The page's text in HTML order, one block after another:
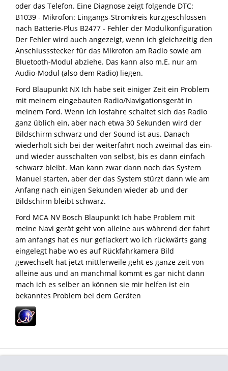
oder das Telefon. Eine Diagnose zeigt folgende DTC:
B1039 - Mikrofon: Eingangs-Stromkreis kurzgeschlossen
nach Batterie-Plus B2477 - Fehler der Modulkonfiguration
Der Fehler wird auch angezeigt, wenn ich gleichzeitig den
Anschlussstecker für das Mikrofon am Radio sowie am
Bluetooth-Modul abziehe. Das kann also m.E. nur am
Audio-Modul (also dem Radio) liegen.
Ford Blaupunkt NX Ich habe seit einiger Zeit ein Problem
mit meinem eingebauten Radio/Navigationsgerät in
meinem Ford. Wenn ich losfahre schaltet sich das Radio
ganz üblich ein, aber nach etwa 30 Sekunden wird der
Bildschirm schwarz und der Sound ist aus. Danach
wiederholt sich bei der weiterfahrt noch zweimal das ein-
und wieder ausschalten von selbst, bis es dann einfach
schwarz bleibt. Man kann zwar dann noch das System
Manuel starten, aber der das System stürzt dann wie am
Anfang nach einigen Sekunden wieder ab und der
Bildschirm bleibt schwarz.
Ford MCA NV Bosch Blaupunkt Ich habe Problem mit
meine Navi gerät geht von alleine aus während der fahrt
am anfangs hat es nur geflackert wo ich rückwärts gang
eingelegt habe wo es auf Rückfahrkamera Bild
gewechselt hat jetzt mittlerweile geht es ganze zeit von
alleine aus und an manchmal kommt es gar nicht dann
mach ich es selber an können sie mir helfen ist ein
bekanntes Problem bei dem Geräten